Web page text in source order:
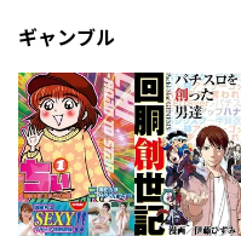
ギャンブル